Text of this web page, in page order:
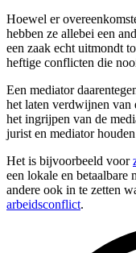
Hoewel er
hebben ze allebei een
een zaak echt uitmondt
heftige conflicten die
Een mediator
het laten verdwijnen van
het ingrijpen van de
jurist en mediator
Het is bijvoorbeeld voor
een lokale en
andere ook in te zetten
arbeidsconflict.